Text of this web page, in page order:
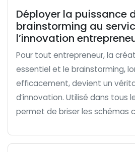
Déployer la puissance
brainstorming au
l’innovation
Pour tout entrepreneur, la
essentiel et le brainstorming,
efficacement, devient un
d’innovation. Utilisé dans tous
permet de briser les schémas